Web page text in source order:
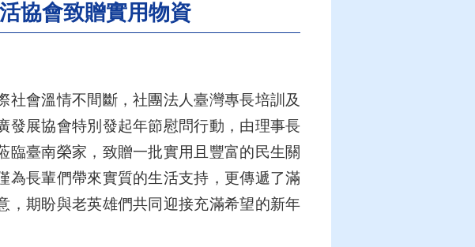
協會致贈實用物資
社會溫情不間斷，社團法人臺灣專長培訓及
發展協會特別發起年節慰問行動，由理事長
臨臺南榮家，致贈一批實用且豐富的民生關
為長輩們帶來實質的生活支持，更傳遞了滿
，期盼與老英雄們共同迎接充滿希望的新年